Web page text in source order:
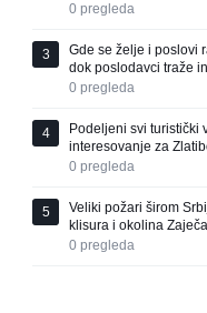
0 pregleda
3
Gde se želje i poslovi
dok poslodavci traže
0 pregleda
4
Podeljeni svi turistički
interesovanje za
0 pregleda
5
Veliki požari širom
klisura i okolina
0 pregleda